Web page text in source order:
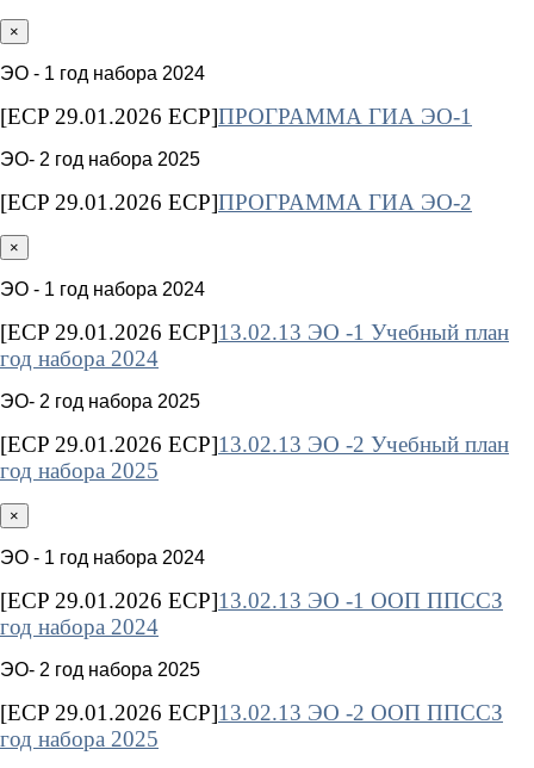
×
ЭО - 1 год набора 2024
[ECP 29.01.2026 ECP]ПРОГРАММА ГИА ЭО-1
ЭО- 2 год набора 2025
[ECP 29.01.2026 ECP]ПРОГРАММА ГИА ЭО-2
×
ЭО - 1 год набора 2024
[ECP 29.01.2026 ECP]13.02.13 ЭО -1 Учебный план
год набора 2024
ЭО- 2 год набора 2025
[ECP 29.01.2026 ECP]13.02.13 ЭО -2 Учебный план
год набора 2025
×
ЭО - 1 год набора 2024
[ECP 29.01.2026 ECP]13.02.13 ЭО -1 ООП ППССЗ
год набора 2024
ЭО- 2 год набора 2025
[ECP 29.01.2026 ECP]13.02.13 ЭО -2 ООП ППССЗ
год набора 2025